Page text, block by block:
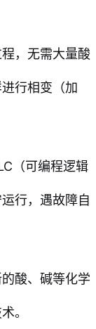
，无需大量酸
行相变（加
（可编程逻辑
行，遇故障自
酸、碱等化学
。